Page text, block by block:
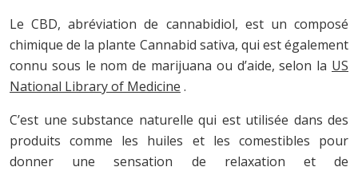
Le CBD, abréviation de cannabidiol, est un composé
chimique de la plante Cannabid sativa, qui est également
connu sous le nom de marijuana ou d’aide, selon la US
National Library of Medicine .
C’est une substance naturelle qui est utilisée dans des
produits comme les huiles et les comestibles pour
donner une sensation de relaxation et de